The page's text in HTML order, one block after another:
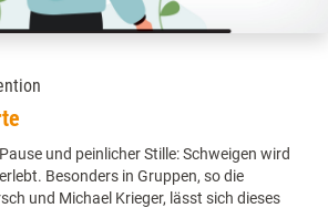
und peinlicher Stille: Schweigen wird
Besonders in Gruppen, so die
und Michael Krieger, lässt sich dieses